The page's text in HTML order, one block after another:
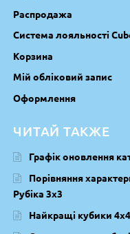
Распродажа
Система лояльності
Корзина
Мій обліковий запис
Оформлення
ЧИТАЙ ТАКЖЕ
Графік оновлення
Порівняння
Рубіка 3х3
Найкращі кубики